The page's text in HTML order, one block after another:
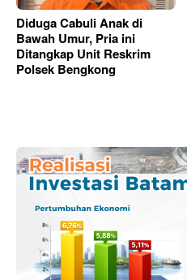
Diduga Cabuli Anak di
Bawah Umur, Pria ini
Ditangkap Unit Reskrim
Polsek Bengkong